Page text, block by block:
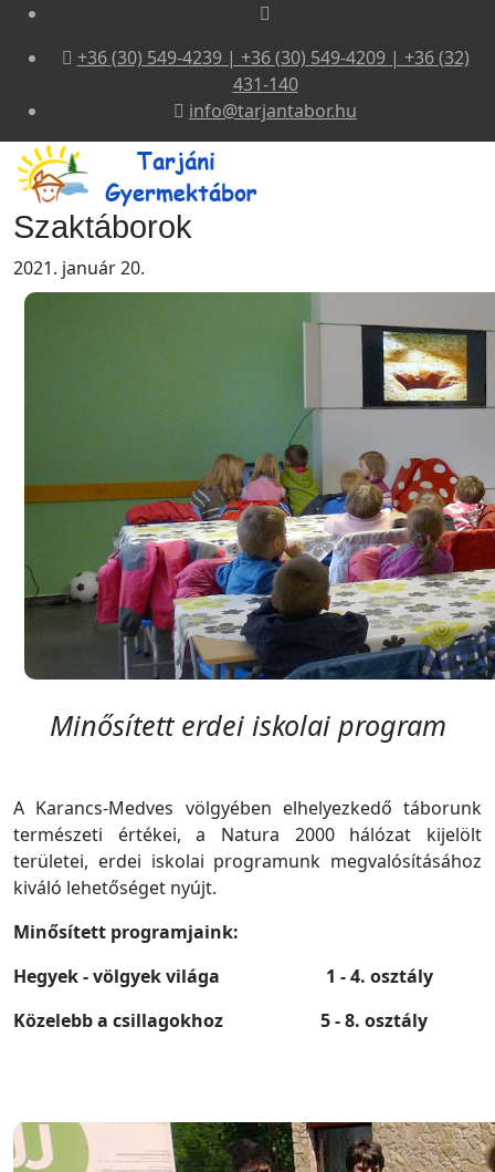
+36 (30) 549-4239 | +36 (30) 549-4209 | +36 (32)
431-140
info@tarjantabor.hu
Szaktáborok
2021. január 20.
Minősített erdei iskolai program
A Karancs-Medves völgyében elhelyezkedő táborunk
természeti értékei, a Natura 2000 hálózat kijelölt
területei, erdei iskolai programunk megvalósításához
kiváló lehetőséget nyújt.
Minősített programjaink:
Hegyek - völgyek világa 1 - 4. osztály
Közelebb a csillagokhoz 5 - 8. osztály